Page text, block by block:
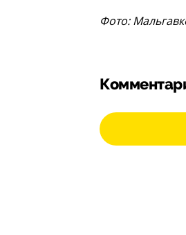
Фото: